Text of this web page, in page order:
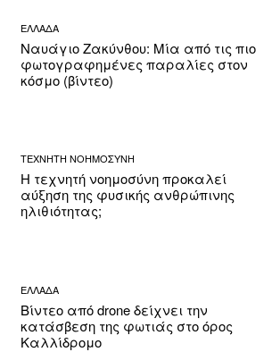
ΕΛΛΑΔΑ
Ναυάγιο Ζακύνθου: Μία από τις πιο
φωτογραφημένες παραλίες στον
κόσμο (βίντεο)
ΤΕΧΝΗΤΗ ΝΟΗΜΟΣΥΝΗ
Η τεχνητή νοημοσύνη προκαλεί
αύξηση της φυσικής ανθρώπινης
ηλιθιότητας;
ΕΛΛΑΔΑ
Βίντεο από drone δείχνει την
κατάσβεση της φωτιάς στο όρος
Καλλίδρομο